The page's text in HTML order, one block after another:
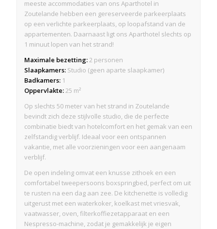
meeste accommodaties van ons Aparthotel in
Zoutelande hebben een gereserveerde parkeerplaats
op een verlichte parkeerplaats, op loopafstand van de
appartementen. Daarnaast ligt ons Aparthotel slechts op
1 minuut lopen van het strand!
Maximale bezetting:2 personen
Slaapkamers:Studio (geen aparte slaapkamer)
Badkamers:1
Oppervlakte:25 m²
Op slechts 50 meter van het strand in Zoutelande
bevindt zich deze stijlvolle studio, die de perfecte
combinatie biedt van hotelcomfort en het gemak van een
zelfstandig verblijf. Ideaal voor een ontspannen
vakantie, met alle voorzieningen voor een aangenaam
verblijf.
De open indeling omvat een knusse zithoek en een
comfortabel tweepersoons boxspringbed, perfect om uit
te rusten na een dag aan zee. De kitchenette is volledig
uitgerust met een waterkoker, koelkast met vriesvak,
vaatwasser, oven, filterkoffiezetapparaat en een
Nespresso-machine, zodat je gemakkelijk je eigen